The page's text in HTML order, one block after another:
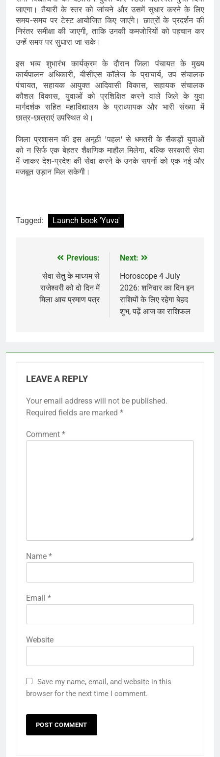
जाएगा। तैयारी के स्तर को जांचने और उसमें सुधार करने के लिए
समय-समय पर टेस्ट आयोजित किए जाएंगे। छात्रों के प्रदर्शन की
निरंतर समीक्षा की जाएगी, ताकि उनकी कमजोरियों को पहचान कर
उन्हें समय पर सुधारा जा सके।
​इस भव्य शुभारंभ कार्यक्रम के दौरान जिला पंचायत के मुख्य
कार्यपालन अधिकारी, बीसीएस कॉलेज के प्राचार्य, उप संचालक
पंचायत, सहायक आयुक्त आदिवासी विकास, सहायक संचालक
कौशल विकास, युवाओं को प्रशिक्षित करने वाले जिले के युवा
मार्गदर्शक सहित महाविद्यालय के प्राध्यापक और भारी संख्या में
छात्र-छात्राएं उपस्थित थे।
जिला प्रशासन की इस अनूठी 'पहल' से धमतरी के सैकड़ों युवाओं
को न सिर्फ एक बेहतर शैक्षणिक माहौल मिलेगा, बल्कि सरकारी सेवा
में जाकर देश-प्रदेश की सेवा करने के उनके सपनों को एक नई और
मजबूत उड़ान मिल सकेगी।
Tagged: Launch book 'Yuva'
navigation
Previous:
सेवा सेतु के माध्यम से
राजेश्वरी को दो दिन में
मिला आय प्रमाण पत्र
Next:
Horoscope 4 July
2026: शनिवार का दिन इन
राशियों के लिए रहेगा बेहद
शुभ, पढ़ें आज का राशिफल
LEAVE A REPLY
Your email address will not be published.
Required fields are marked *
Comment *
Name *
Email *
Website
Save my name, email, and website in this
browser for the next time I comment.